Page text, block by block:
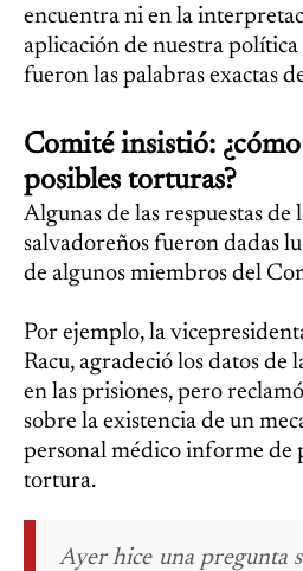
encuentra ni en la
aplicación de nuestra
fueron las palabras exactas
Comité insistió:
posibles torturas?
Algunas de las respuestas
salvadoreños fueron dadas
de algunos miembros del
Por ejemplo, la
Racu, agradeció los datos de
en las prisiones, pero
sobre la existencia de un
personal médico informe de
tortura.
Ayer hice una pregunta